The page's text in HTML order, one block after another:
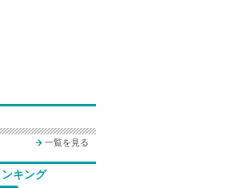
一覧を見る
キング